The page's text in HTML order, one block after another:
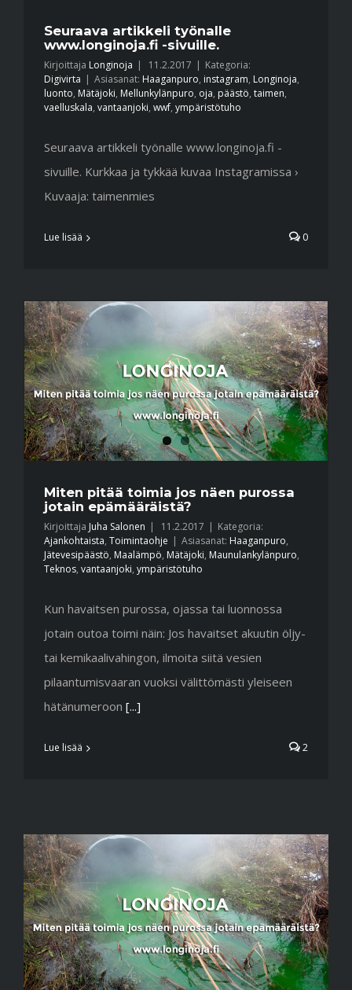
Seuraava artikkeli työnalle
www.longinoja.fi -sivuille.
Kirjoittaja Longinoja 11.2.2017
Kategoria:
Digivirta
Asiasanat: Haaganpuro, instagram, Longinoja,
luonto, Mätäjoki, Mellunkylänpuro, oja, päästö, taimen,
vaelluskala, vantaanjoki, wwf, ympäristötuho
Seuraava artikkeli työnalle www.longinoja.fi -
sivuille. Kurkkaa ja tykkää kuvaa Instagramissa ›
Kuvaaja: taimenmies
Lue lisää 0
Miten pitää toimia jos näen purossa
jotain epämääräistä?
Kirjoittaja Juha Salonen | 11.2.2017 | Kategoria:
Ajankohtaista, Toimintaohje | Asiasanat: Haaganpuro,
Jätevesipäästö, Maalämpö, Mätäjoki, Maunulankylänpuro,
Teknos, vantaanjoki, ympäristötuho
Kun havaitsen purossa, ojassa tai luonnossa
jotain outoa toimi näin: Jos havaitset akuutin öljy-
tai kemikaalivahingon, ilmoita siitä vesien
pilaantumisvaaran vuoksi välittömästi yleiseen
hätänumeroon [...]
Lue lisää 2